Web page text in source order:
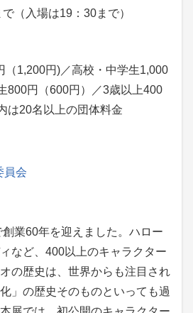
（入場は19：30まで）
（1,200円)／高校・中学生1,000
800円（600円）／3歳以上400
は20名以上の団体料金
員会
業60年を迎えました。ハロー
など、400以上のキャラクター
の歴史は、世界からも注目され
」の歴史そのものといっても過